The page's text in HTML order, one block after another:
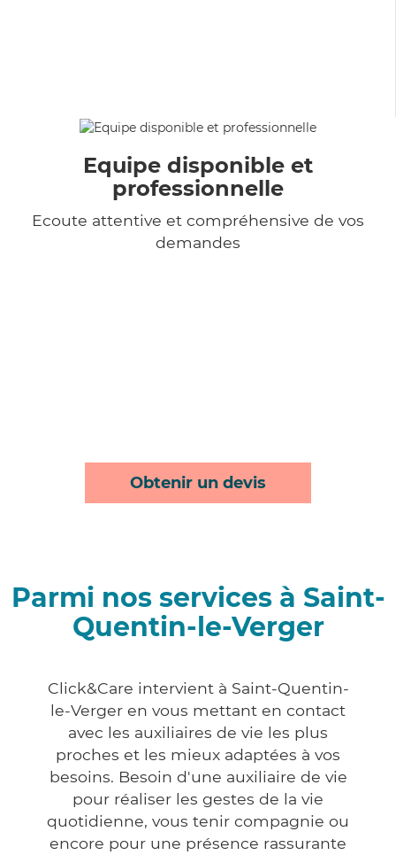
Equipe disponible et
professionnelle
Ecoute attentive et compréhensive de vos
demandes
Obtenir un devis
Parmi nos services à Saint-
Quentin-le-Verger
Click&Care intervient à Saint-Quentin-
le-Verger en vous mettant en contact
avec les auxiliaires de vie les plus
proches et les mieux adaptées à vos
besoins. Besoin d'une auxiliaire de vie
pour réaliser les gestes de la vie
quotidienne, vous tenir compagnie ou
encore pour une présence rassurante